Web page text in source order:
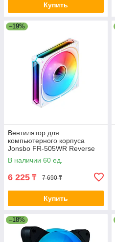
Купить
–19%
Вентилятор для
компьютерного корпуса
Jonsbo FR-505WR Reverse
White 2-032391 FR-505WR
White
В наличии 60 ед.
6 225 ₸ 7 690 ₸
Купить
–18%